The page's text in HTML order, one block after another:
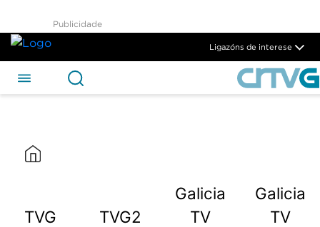
Skip to Main Content
TVG2 - CRTVG
Publicidade
Ligazóns de interese
TVG TVG2
Galicia
TV
Galicia
TV